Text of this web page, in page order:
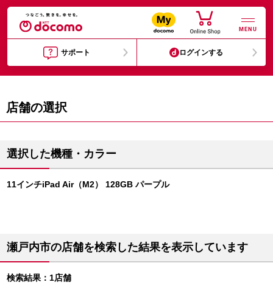
MENU
サポート ログインする
店舗の選択
選択した機種・カラー
11インチiPad Air（M2） 128GB パープル
瀬戸内市の店舗を検索した結果を表示しています
検索結果：1店舗